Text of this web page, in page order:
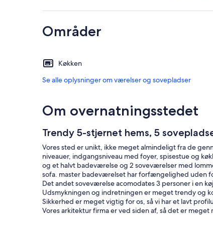
Områder
Køkken
Se alle oplysninger om værelser og sovepladser
Om overnatningsstedet
Trendy 5-stjernet hems, 5
Vores sted er unikt, ikke meget almindeligt fra de
niveauer, indgangsniveau med foyer, spisestue og
og et halvt badeværelse og 2 soveværelser med
sofa. master badeværelset har forfængelighed uden
Det andet soveværelse acomodates 3 personer i en
Udsmykningen og indretningen er meget trendy og
Sikkerhed er meget vigtig for os, så vi har et lavt
Vores arkitektur firma er ved siden af, så det er